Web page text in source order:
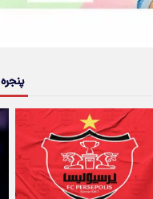
پنجره